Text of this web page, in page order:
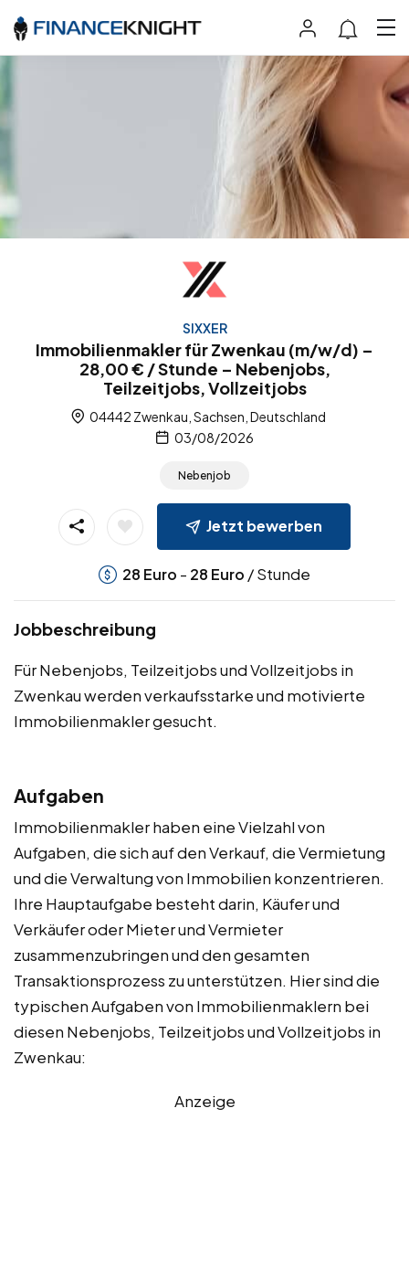
SIXXER
Immobilienmakler für Zwenkau (m/w/d) –
28,00 € / Stunde – Nebenjobs,
Teilzeitjobs, Vollzeitjobs
04442 Zwenkau, Sachsen, Deutschland
03/08/2026
Nebenjob
Jetzt bewerben
28 Euro - 28 Euro / Stunde
Jobbeschreibung
Für Nebenjobs, Teilzeitjobs und Vollzeitjobs in
Zwenkau werden verkaufsstarke und motivierte
Immobilienmakler gesucht.
Aufgaben
Immobilienmakler haben eine Vielzahl von
Aufgaben, die sich auf den Verkauf, die Vermietung
und die Verwaltung von Immobilien konzentrieren.
Ihre Hauptaufgabe besteht darin, Käufer und
Verkäufer oder Mieter und Vermieter
zusammenzubringen und den gesamten
Transaktionsprozess zu unterstützen. Hier sind die
typischen Aufgaben von Immobilienmaklern bei
diesen Nebenjobs, Teilzeitjobs und Vollzeitjobs in
Zwenkau:
Anzeige